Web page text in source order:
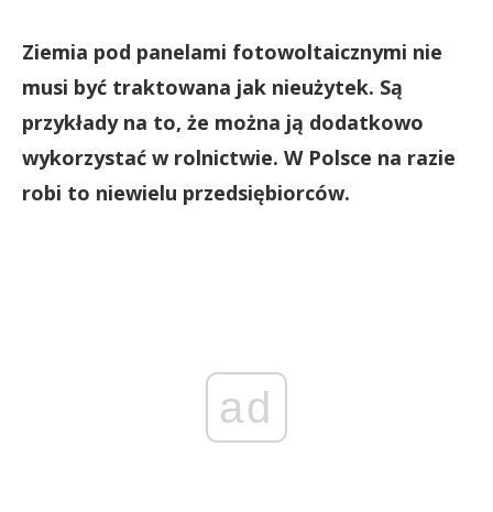
Ziemia pod panelami fotowoltaicznymi nie
musi być traktowana jak nieużytek. Są
przykłady na to, że można ją dodatkowo
wykorzystać w rolnictwie. W Polsce na razie
robi to niewielu przedsiębiorców.
ad